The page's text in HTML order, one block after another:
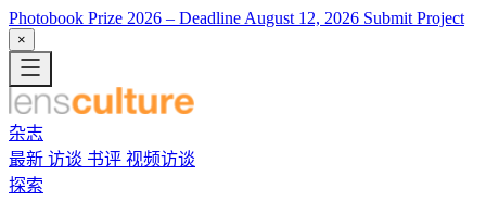
Photobook Prize 2026 – Deadline August 12, 2026 Submit Project
×
杂志
最新 访谈 书评 视频访谈
探索